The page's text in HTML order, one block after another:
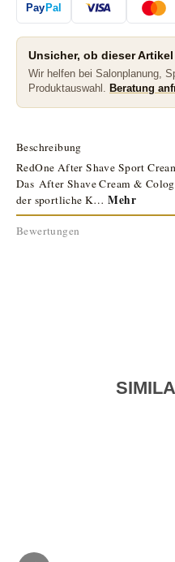
PayPal
Unsicher, ob dieser
Wir helfen bei Salonplanung,
Produktauswahl.
Beratung
Beschreibung
RedOne After Shave Sport
Das After Shave Cream &
der sportliche K…Mehr
Bewertungen